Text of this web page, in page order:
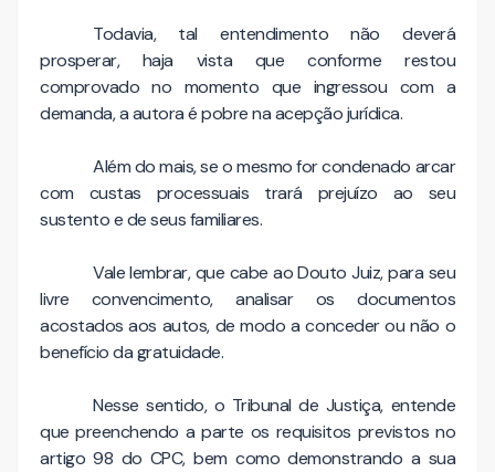
Todavia, tal entendimento não deverá
prosperar, haja vista que conforme restou
comprovado no momento que ingressou com a
demanda, a autora é pobre na acepção jurídica.
Além do mais, se o mesmo for condenado arcar
com custas processuais trará prejuízo ao seu
sustento e de seus familiares.
Vale lembrar, que cabe ao Douto Juiz, para seu
livre convencimento, analisar os documentos
acostados aos autos, de modo a conceder ou não o
benefício da gratuidade.
Nesse sentido, o Tribunal de Justiça, entende
que preenchendo a parte os requisitos previstos no
artigo 98 do CPC, bem como demonstrando a sua